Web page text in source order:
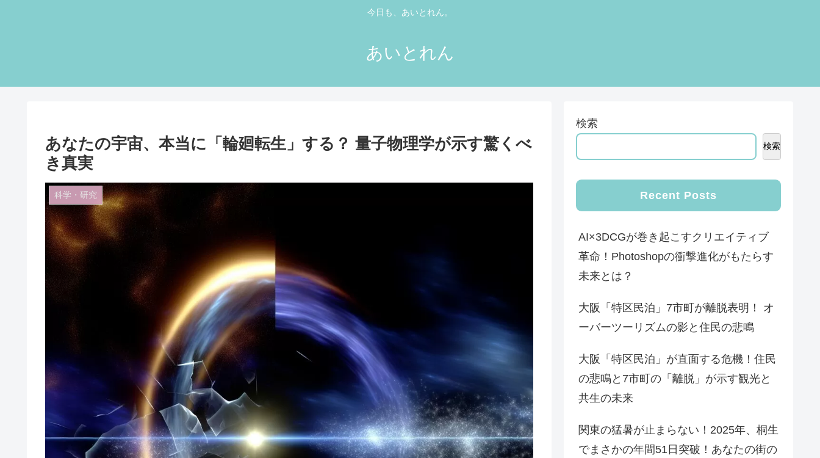
今日も、あいとれん。
あいとれん
あなたの宇宙、本当に「輪廻転生」する？ 量子物理学が示す驚くべ
き真実
科学・研究
検索
検索
Recent Posts
AI×3DCGが巻き起こすクリエイティブ
革命！Photoshopの衝撃進化がもたらす
未来とは？
大阪「特区民泊」7市町が離脱表明！ オ
ーバーツーリズムの影と住民の悲鳴
大阪「特区民泊」が直面する危機！住民
の悲鳴と7市町の「離脱」が示す観光と
共生の未来
関東の猛暑が止まらない！2025年、桐生
でまさかの年間51日突破！あなたの街の